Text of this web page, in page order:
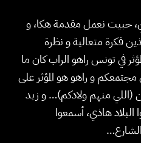
حبيت نعمل مقدمة هكا، و
فكرة متعالية و نظرة
في تونس راهو الراب كان ما
و راهو هو المؤثر على
(اللي منهم ولادكم)… و زيد
هاذي، أسمعوا